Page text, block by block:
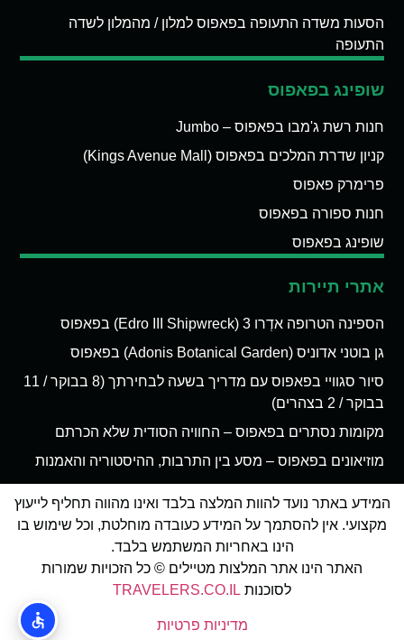
הסעות משדה התעופה בפאפוס למלון / מהמלון לשדה
התעופה
שופינג בפאפוס
חנות רשת ג'מבו בפאפוס – Jumbo
קניון שדרת המלכים בפאפוס (Kings Avenue Mall)
פרימרק פאפוס
חנות ספורה בפאפוס
שופינג בפאפוס
אתרי תיירות
הספינה הטרופה אדְרו 3 (Edro III Shipwreck) בפאפוס
גן בוטני אדוניס (Adonis Botanical Garden) בפאפוס
סיור סגוויי בפאפוס עם מדריך בשעה לבחירתך (8 בבוקר / 11
בבוקר / 2 בצהרים)
מקומות נסתרים בפאפוס – החוויה הסודית שלא הכרתם
מוזיאונים בפאפוס – מסע בין התרבות, ההיסטוריה והאמנות
המידע באתר נועד להוות המלצה בלבד ואינו מהווה תחליף לייעוץ
מקצועי. אין להסתמך על המידע כעובדה מוחלטת, וכל שימוש בו
הינו באחריות המשתמש בלבד.
האתר הינו אתר המלצות מטיילים © כל הזכויות שמורות
לסוכנות TRAVELERS.CO.IL
מדיניות פרטיות